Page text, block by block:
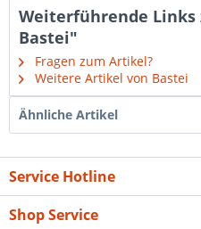
Weiterführende Links
Bastei"
Fragen zum Artikel?
Weitere Artikel von Bastei
Ähnliche Artikel
Service Hotline
Shop Service